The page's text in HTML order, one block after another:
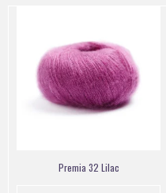
Premia 32 Lilac